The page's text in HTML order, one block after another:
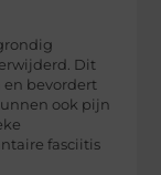
Dit
bevordert
ook pijn
fasciitis